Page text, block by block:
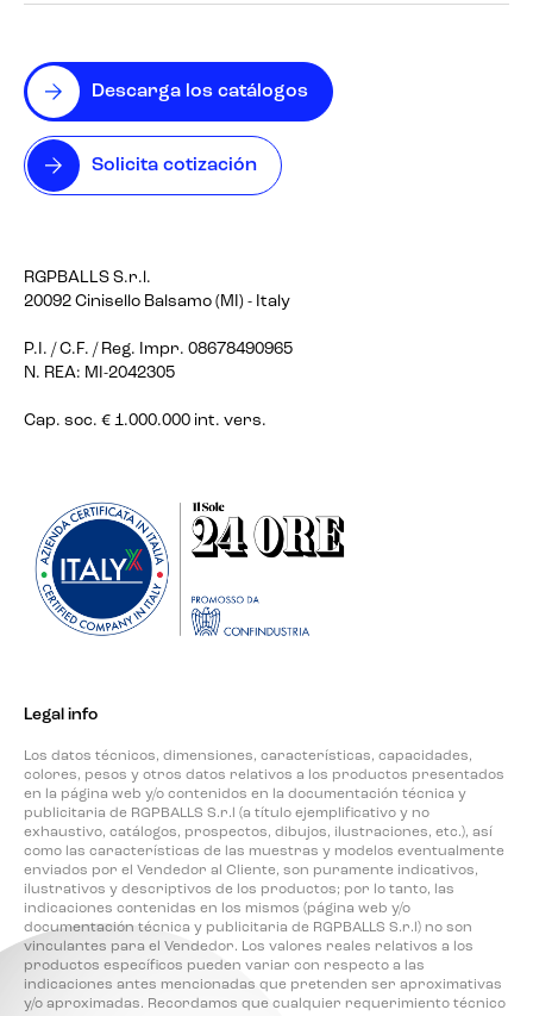
Descarga los catálogos
Solicita cotización
RGPBALLS S.r.l.
20092 Cinisello Balsamo (MI) - Italy
P.I. / C.F. / Reg. Impr. 08678490965
N. REA: MI-2042305
Cap. soc. € 1.000.000 int. vers.
Legal info
Los datos técnicos, dimensiones, características, capacidades,
colores, pesos y otros datos relativos a los productos presentados
en la página web y/o contenidos en la documentación técnica y
publicitaria de RGPBALLS S.r.l (a título ejemplificativo y no
exhaustivo, catálogos, prospectos, dibujos, ilustraciones, etc.), así
como las características de las muestras y modelos eventualmente
enviados por el Vendedor al Cliente, son puramente indicativos,
ilustrativos y descriptivos de los productos; por lo tanto, las
indicaciones contenidas en los mismos (página web y/o
documentación técnica y publicitaria de RGPBALLS S.r.l) no son
vinculantes para el Vendedor. Los valores reales relativos a los
productos específicos pueden variar con respecto a las
indicaciones antes mencionadas que pretenden ser aproximativas
y/o aproximadas. Recordamos que cualquier requerimiento técnico